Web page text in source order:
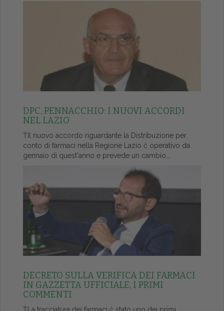
DPC, PENNACCHIO: I NUOVI ACCORDI
NEL LAZIO
ŤIl nuovo accordo riguardante la Distribuzione per
conto di farmaci nella Regione Lazio č operativo da
gennaio di quest'anno e prevede un cambio...
DECRETO SULLA VERIFICA DEI FARMACI
IN GAZZETTA UFFICIALE, I PRIMI
COMMENTI